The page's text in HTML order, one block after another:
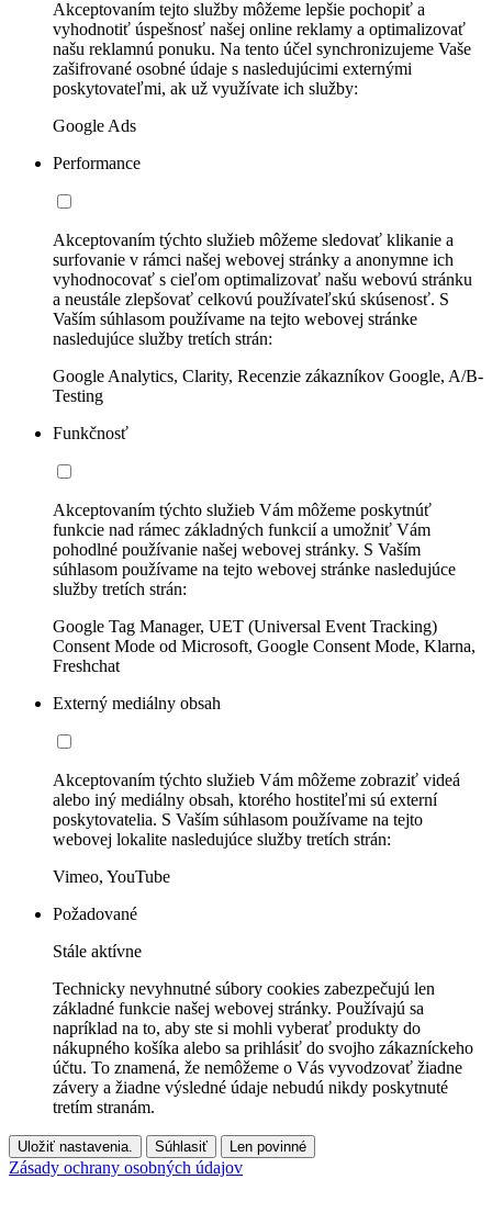
Akceptovaním tejto služby môžeme lepšie pochopiť a
vyhodnotiť úspešnosť našej online reklamy a optimalizovať
našu reklamnú ponuku. Na tento účel synchronizujeme Vaše
zašifrované osobné údaje s nasledujúcimi externými
poskytovateľmi, ak už využívate ich služby:
Google Ads
Performance
Akceptovaním týchto služieb môžeme sledovať klikanie a
surfovanie v rámci našej webovej stránky a anonymne ich
vyhodnocovať s cieľom optimalizovať našu webovú stránku
a neustále zlepšovať celkovú používateľskú skúsenosť. S
Vaším súhlasom používame na tejto webovej stránke
nasledujúce služby tretích strán:
Google Analytics, Clarity, Recenzie zákazníkov Google, A/B-
Testing
Funkčnosť
Akceptovaním týchto služieb Vám môžeme poskytnúť
funkcie nad rámec základných funkcií a umožniť Vám
pohodlné používanie našej webovej stránky. S Vaším
súhlasom používame na tejto webovej stránke nasledujúce
služby tretích strán:
Google Tag Manager, UET (Universal Event Tracking)
Consent Mode od Microsoft, Google Consent Mode, Klarna,
Freshchat
Externý mediálny obsah
Akceptovaním týchto služieb Vám môžeme zobraziť videá
alebo iný mediálny obsah, ktorého hostiteľmi sú externí
poskytovatelia. S Vaším súhlasom používame na tejto
webovej lokalite nasledujúce služby tretích strán:
Vimeo, YouTube
Požadované
Stále aktívne
Technicky nevyhnutné súbory cookies zabezpečujú len
základné funkcie našej webovej stránky. Používajú sa
napríklad na to, aby ste si mohli vyberať produkty do
nákupného košíka alebo sa prihlásiť do svojho zákazníckeho
účtu. To znamená, že nemôžeme o Vás vyvodzovať žiadne
závery a žiadne výsledné údaje nebudú nikdy poskytnuté
tretím stranám.
Uložiť nastavenia. Súhlasiť Len povinné
Zásady ochrany osobných údajov